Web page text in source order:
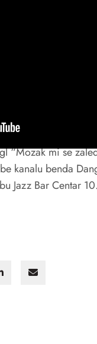
“Mozak mi se
kanalu benda
Jazz Bar Centar